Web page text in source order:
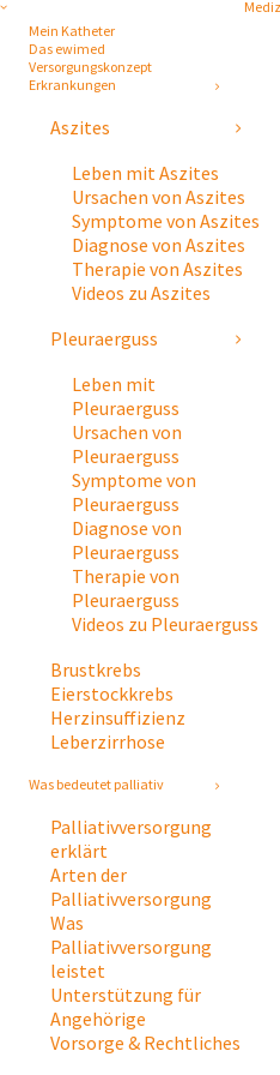
Mein Katheter
Das ewimed
Versorgungskonzept
Erkrankungen
Aszites
Leben mit Aszites
Ursachen von Aszites
Symptome von Aszites
Diagnose von Aszites
Therapie von Aszites
Videos zu Aszites
Pleuraerguss
Leben mit
Pleuraerguss
Ursachen von
Pleuraerguss
Symptome von
Pleuraerguss
Diagnose von
Pleuraerguss
Therapie von
Pleuraerguss
Videos zu Pleuraerguss
Brustkrebs
Eierstockkrebs
Herzinsuffizienz
Leberzirrhose
Was bedeutet palliativ
Palliativversorgung
erklärt
Arten der
Palliativversorgung
Was
Palliativversorgung
leistet
Unterstützung für
Angehörige
Vorsorge & Rechtliches